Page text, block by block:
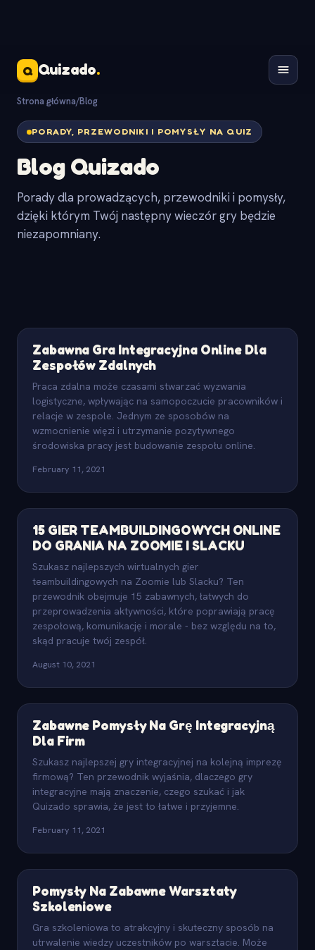
Q Quizado.
Strona główna/Blog
PORADY, PRZEWODNIKI I POMYSŁY NA QUIZ
Blog Quizado
Porady dla prowadzących, przewodniki i pomysły,
dzięki którym Twój następny wieczór gry będzie
niezapomniany.
Zabawna Gra Integracyjna Online Dla
Zespołów Zdalnych
Praca zdalna może czasami stwarzać wyzwania
logistyczne, wpływając na samopoczucie pracowników i
relacje w zespole. Jednym ze sposobów na
wzmocnienie więzi i utrzymanie pozytywnego
środowiska pracy jest budowanie zespołu online.
February 11, 2021
15 GIER TEAMBUILDINGOWYCH ONLINE
DO GRANIA NA ZOOMIE I SLACKU
Szukasz najlepszych wirtualnych gier
teambuildingowych na Zoomie lub Slacku? Ten
przewodnik obejmuje 15 zabawnych, łatwych do
przeprowadzenia aktywności, które poprawiają pracę
zespołową, komunikację i morale - bez względu na to,
skąd pracuje twój zespół.
August 10, 2021
Zabawne Pomysły Na Grę Integracyjną
Dla Firm
Szukasz najlepszej gry integracyjnej na kolejną imprezę
firmową? Ten przewodnik wyjaśnia, dlaczego gry
integracyjne mają znaczenie, czego szukać i jak
Quizado sprawia, że jest to łatwe i przyjemne.
February 11, 2021
Pomysły Na Zabawne Warsztaty
Szkoleniowe
Gra szkoleniowa to atrakcyjny i skuteczny sposób na
utrwalenie wiedzy uczestników po warsztacie. Może